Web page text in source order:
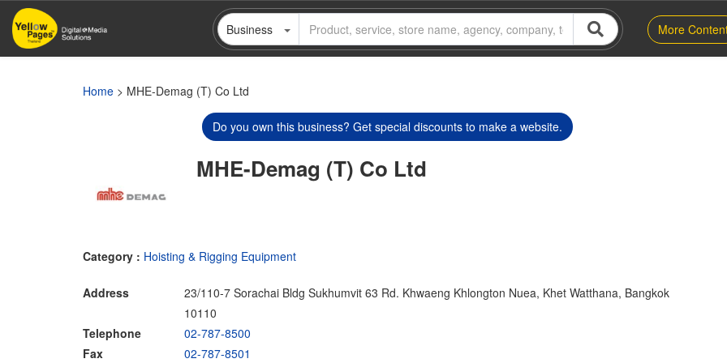
Skip
main
Business More
Home > MHE-Demag (T) Co Ltd
Do you own this business? Get special discounts to make a website.
MHE-Demag (T) Co Ltd
Category : Hoisting & Rigging Equipment
Address
23/110-7 Sorachai Bldg Sukhumvit 63 Rd. Khwaeng Khlongton Nuea, Khet Watthana, Bangkok
10110
Telephone
02-787-8500
Fax
02-787-8501